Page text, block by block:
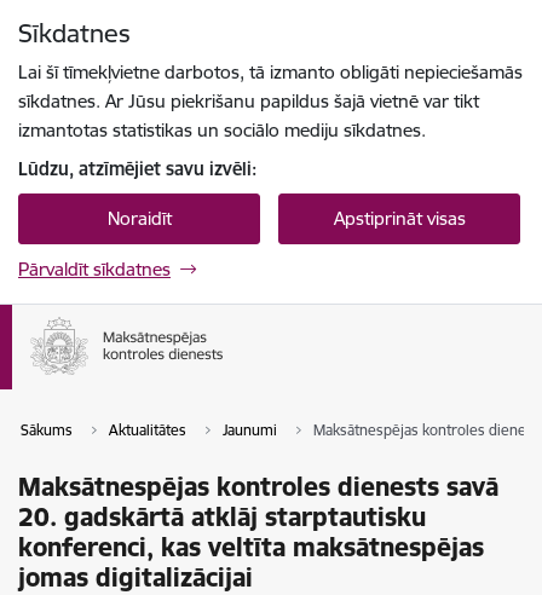
Sīkdatnes
Lai šī tīmekļvietne darbotos, tā izmanto obligāti nepieciešamās
sīkdatnes. Ar Jūsu piekrišanu papildus šajā vietnē var tikt
izmantotas statistikas un sociālo mediju sīkdatnes.
Lūdzu, atzīmējiet savu izvēli:
Noraidīt Apstiprināt visas
Pārvaldīt sīkdatnes
Sākums Aktualitātes Jaunumi Maksātnespējas kontroles
Maksātnespējas kontroles dienests savā
20. gadskārtā atklāj starptautisku
konferenci, kas veltīta maksātnespējas
jomas digitalizācijai